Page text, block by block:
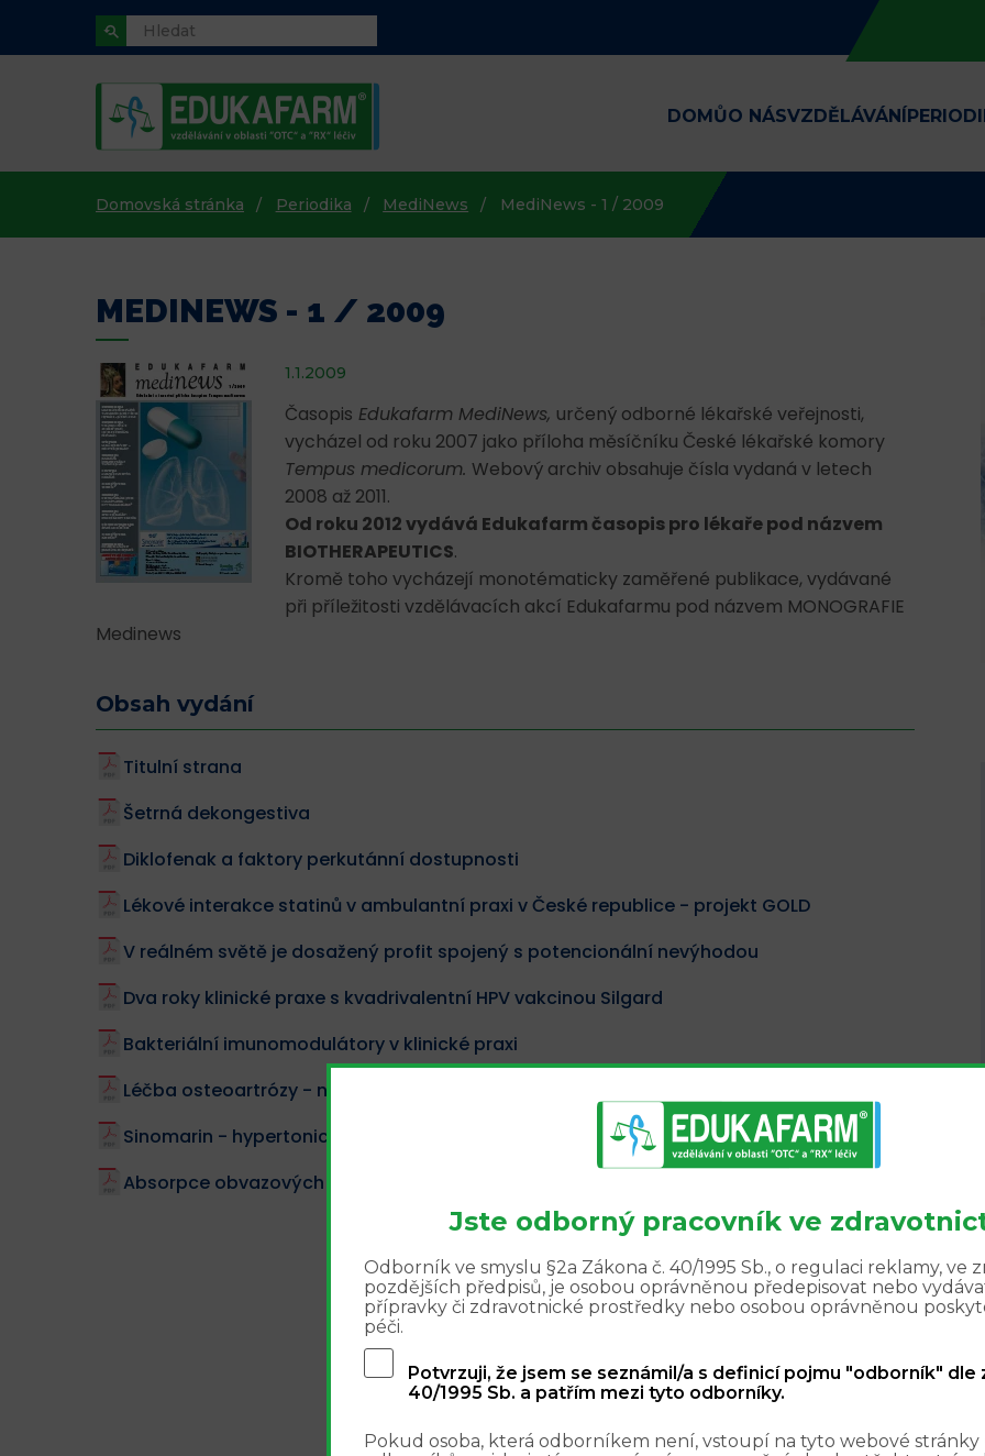
DOMŮO NÁSVZDĚLÁVÁNÍ
Domovská stránka Periodika MediNews MediNews - 1 / 2009
MEDINEWS - 1 / 2009
1.1.2009
Časopis Edukafarm MediNews, určený odborné lékařské veřejnosti,
vycházel od roku 2007 jako příloha měsíčníku České lékařské komory
Tempus medicorum. Webový archiv obsahuje čísla vydaná v letech
2008 až 2011.
Od roku 2012 vydává Edukafarm časopis pro lékaře pod názvem
BIOTHERAPEUTICS.
Kromě toho vycházejí monotématicky zaměřené publikace, vydávané
při příležitosti vzdělávacích akcí Edukafarmu pod názvem MONOGRAFIE
Medinews
Obsah vydání
Titulní strana
Šetrná dekongestiva
Diklofenak a faktory perkutánní dostupnosti
Lékové interakce statinů v ambulantní praxi v České republice - projekt GOLD
V reálném světě je dosažený profit spojený s potencionální nevýhodou
Dva roky klinické praxe s kvadrivalentní HPV vakcinou Silgard
Bakteriální imunomodulátory v klinické praxi
Léčba osteoartrózy - nejnovější poznatky
Sinomarin - hypertonický roztok mořské vody
Absorpce obvazových materiálů
Jste odborný pracovník ve
Odborník ve smyslu §2a Zákona č. 40/1995 Sb., o regulaci reklamy, ve
pozdějších předpisů, je osobou oprávněnou předepisovat nebo
přípravky či zdravotnické prostředky nebo osobou oprávněnou
péči.
Potvrzuji, že jsem se seznámil/a s definicí pojmu "odborník" dle
40/1995 Sb. a patřím mezi tyto odborníky.
Pokud osoba, která odborníkem není, vstoupí na tyto webové